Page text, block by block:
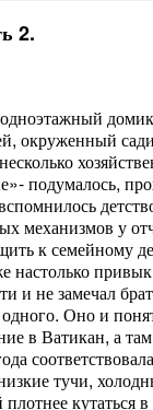
2.
окруженный
подумалось,
механизмов у
к семейному
привык
и не замечал
Оно и
в Ватикан, а
тучи,
плотнее кутаться